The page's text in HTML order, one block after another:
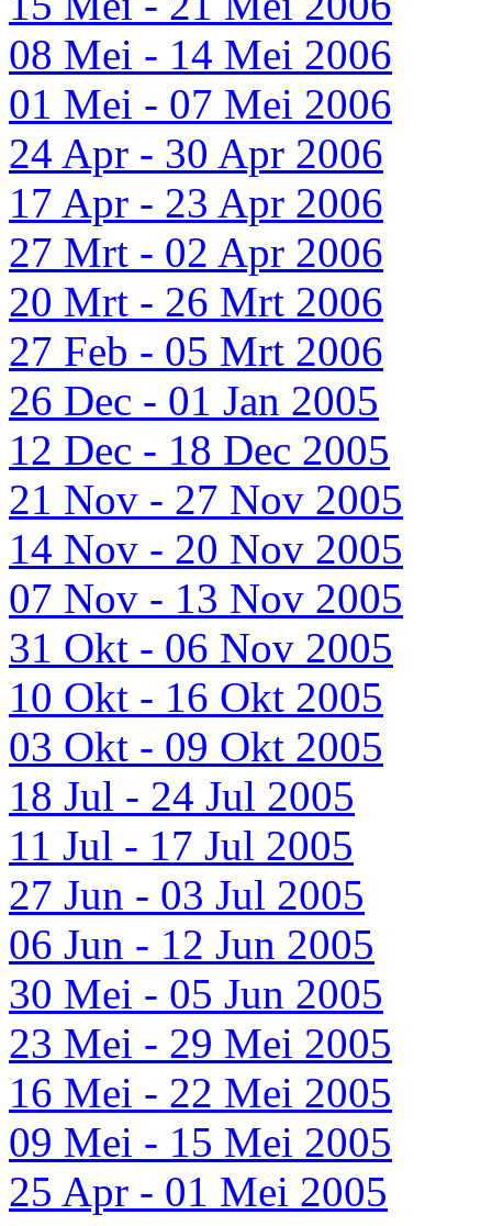
08 Mei - 14 Mei 2006
01 Mei - 07 Mei 2006
24 Apr - 30 Apr 2006
17 Apr - 23 Apr 2006
27 Mrt - 02 Apr 2006
20 Mrt - 26 Mrt 2006
27 Feb - 05 Mrt 2006
26 Dec - 01 Jan 2005
12 Dec - 18 Dec 2005
21 Nov - 27 Nov 2005
14 Nov - 20 Nov 2005
07 Nov - 13 Nov 2005
31 Okt - 06 Nov 2005
10 Okt - 16 Okt 2005
03 Okt - 09 Okt 2005
18 Jul - 24 Jul 2005
11 Jul - 17 Jul 2005
27 Jun - 03 Jul 2005
06 Jun - 12 Jun 2005
30 Mei - 05 Jun 2005
23 Mei - 29 Mei 2005
16 Mei - 22 Mei 2005
09 Mei - 15 Mei 2005
25 Apr - 01 Mei 2005